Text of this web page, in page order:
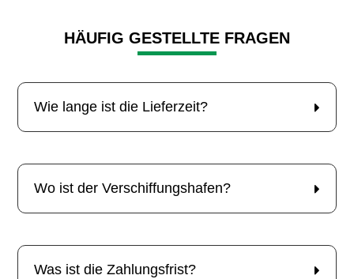
HÄUFIG GESTELLTE FRAGEN
Wie lange ist die Lieferzeit?
Wo ist der Verschiffungshafen?
Was ist die Zahlungsfrist?